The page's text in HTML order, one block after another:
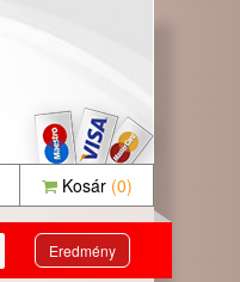
Kosár (0)
Eredmény